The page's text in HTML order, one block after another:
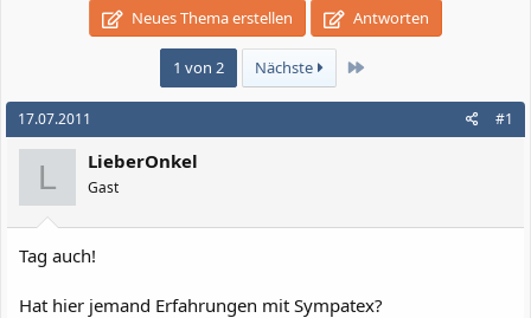
Neues Thema erstellen Antworten
1 von 2 Nächste Letzte
17.07.2011 #1
L LieberOnkel
Gast
Tag auch!
Hat hier jemand Erfahrungen mit Sympatex?